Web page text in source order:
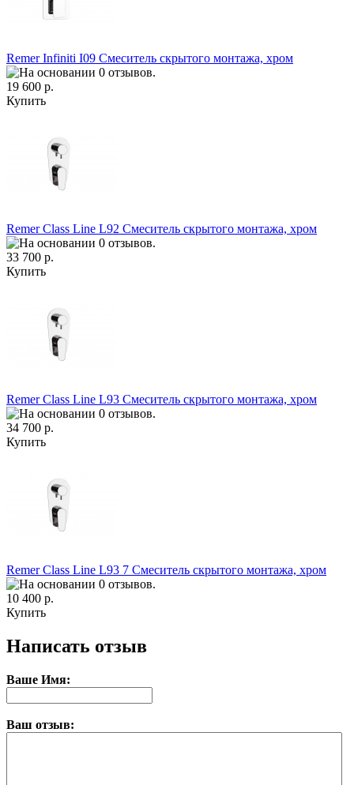
Remer Infiniti I09 Смеситель скрытого монтажа, хром
19 600 р.
Купить
Remer Class Line L92 Смеситель скрытого монтажа, хром
33 700 р.
Купить
Remer Class Line L93 Смеситель скрытого монтажа, хром
34 700 р.
Купить
Remer Class Line L93 7 Смеситель скрытого монтажа, хром
10 400 р.
Купить
Написать отзыв
Ваше Имя:
Ваш отзыв: